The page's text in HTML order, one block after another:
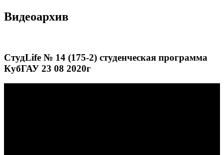
Видеоархив
СтудLife № 14 (175-2) студенческая программа
КубГАУ 23 08 2020г